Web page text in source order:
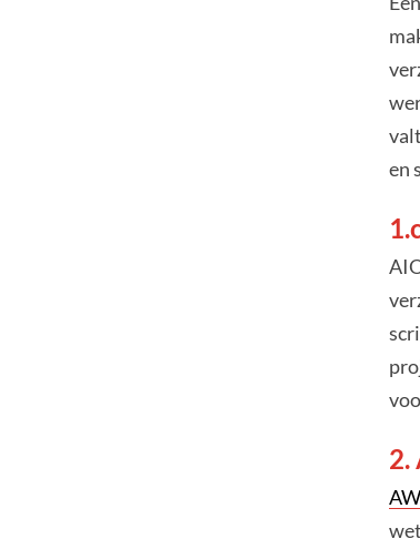
en
2.